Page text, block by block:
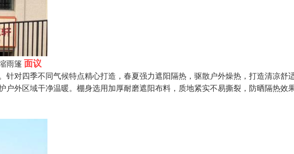
雨篷 面议
针对四季不同气候特点精心打造，春夏强力遮阳隔热，驱散户外燥热，打造清凉舒
户外区域干净温暖。棚身选用加厚耐磨遮阳布料，质地紧实不易撕裂，防晒隔热效